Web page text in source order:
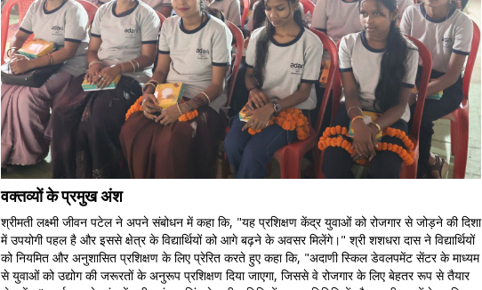
वक्तव्यों के प्रमुख अंश
श्रीमती लक्ष्मी जीवन पटेल ने अपने संबोधन में कहा कि, "यह प्रशिक्षण केंद्र युवाओं को रोजगार से जोड़ने की दिशा
में उपयोगी पहल है और इससे क्षेत्र के विद्यार्थियों को आगे बढ़ने के अवसर मिलेंगे।" श्री शशधरा दास ने विद्यार्थियों
को नियमित और अनुशासित प्रशिक्षण के लिए प्रेरित करते हुए कहा कि, "अदाणी स्किल डेवलपमेंट सेंटर के माध्यम
से युवाओं को उद्योग की जरूरतों के अनुरूप प्रशिक्षण दिया जाएगा, जिससे वे रोजगार के लिए बेहतर रूप से तैयार